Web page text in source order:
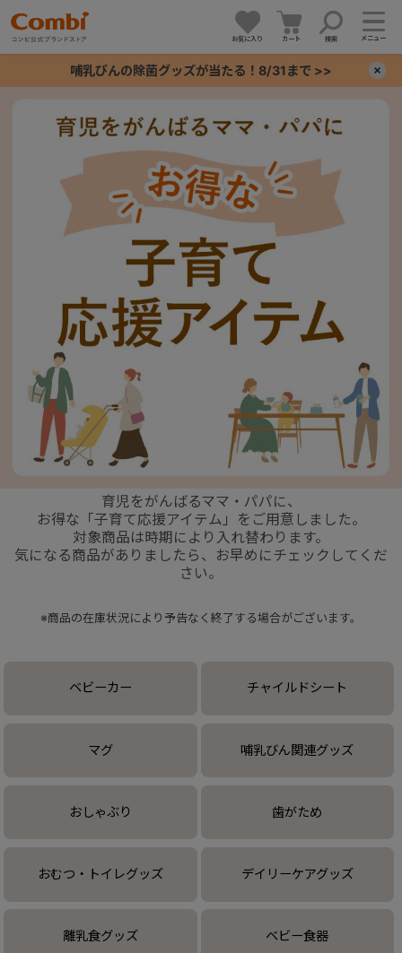
お気に入り カート 検索 メニュー
哺乳びんの除菌グッズが当たる！8/31まで >>
育児をがんばるママ・パパに、
お得な「子育て応援アイテム」をご用意しました。
対象商品は時期により入れ替わります。
気になる商品がありましたら、お早めにチェックしてくだ
さい。
※商品の在庫状況により予告なく終了する場合がございます。
ベビーカー チャイルドシート
マグ 哺乳びん関連グッズ
おしゃぶり 歯がため
おむつ・トイレグッズ デイリーケアグッズ
離乳食グッズ ベビー食器